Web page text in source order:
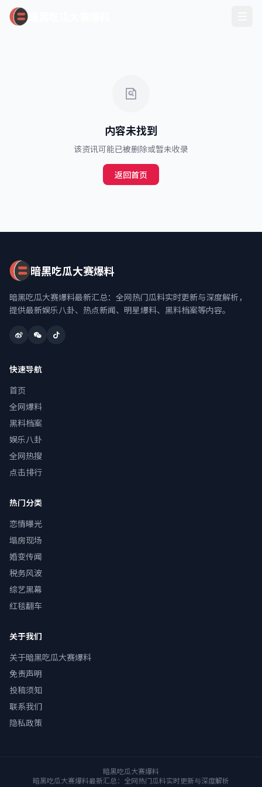
内容未找到
该资讯可能已被删除或暂未收录
返回首页
暗黑吃瓜大赛爆料
暗黑吃瓜大赛爆料最新汇总：全网热门瓜料实时更新与深度解析，
提供最新娱乐八卦、热点新闻、明星爆料、黑料档案等内容。
快速导航
首页
全网爆料
黑料档案
娱乐八卦
全网热搜
点击排行
热门分类
恋情曝光
塌房现场
婚变传闻
税务风波
综艺黑幕
红毯翻车
关于我们
关于暗黑吃瓜大赛爆料
免责声明
投稿须知
联系我们
隐私政策
暗黑吃瓜大赛爆料
暗黑吃瓜大赛爆料最新汇总：全网热门瓜料实时更新与深度解析